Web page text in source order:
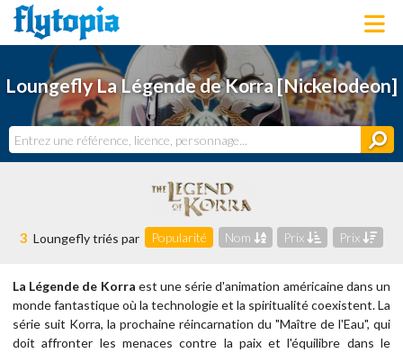
LOUNGEFLY
LICENCES
NOUVEAUTÉS
BONS PLANS
ACTUALITÉS
DERNIERS AJOUTS
Loungefly La Légende de Korra [Nickelodeon]
3 Loungefly triés par Popularité Nom Prix Prix
La Légende de Korra est une série d'animation américaine dans un
monde fantastique où la technologie et la spiritualité coexistent. La
série suit Korra, la prochaine réincarnation du "Maître de l'Eau", qui
doit affronter les menaces contre la paix et l'équilibre dans le